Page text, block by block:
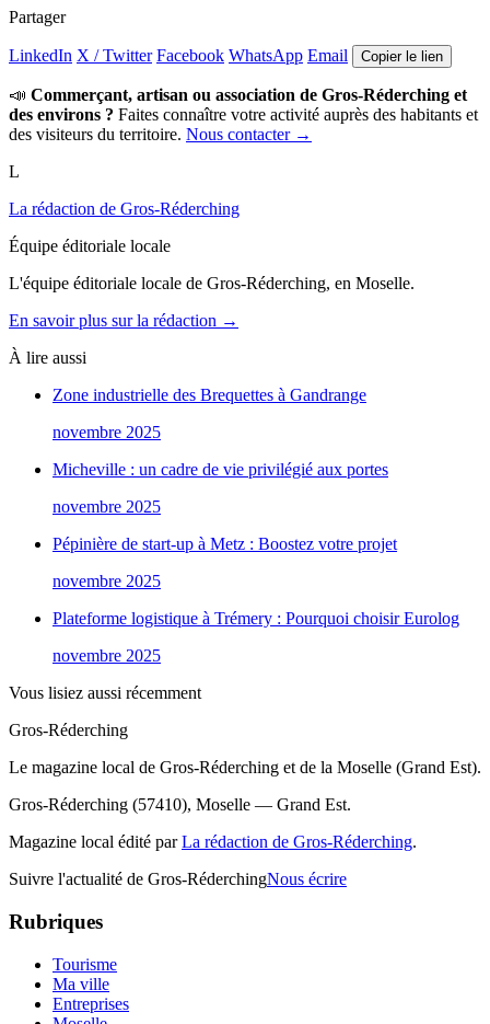
Partager
LinkedIn X / Twitter Facebook WhatsApp Email Copier le lien
📣 Commerçant, artisan ou association de Gros-Réderching et
des environs ? Faites connaître votre activité auprès des habitants et
des visiteurs du territoire. Nous contacter →
L
La rédaction de Gros-Réderching
Équipe éditoriale locale
L'équipe éditoriale locale de Gros-Réderching, en Moselle.
En savoir plus sur la rédaction →
À lire aussi
Zone industrielle des Brequettes à Gandrange
novembre 2025
Micheville : un cadre de vie privilégié aux portes
novembre 2025
Pépinière de start-up à Metz : Boostez votre projet
novembre 2025
Plateforme logistique à Trémery : Pourquoi choisir Eurolog
novembre 2025
Vous lisiez aussi récemment
Gros-Réderching
Le magazine local de Gros-Réderching et de la Moselle (Grand Est).
Gros-Réderching (57410), Moselle — Grand Est.
Magazine local édité parLa rédaction de Gros-Réderching.
Suivre l'actualité de Gros-RéderchingNous écrire
Rubriques
Tourisme
Ma ville
Entreprises